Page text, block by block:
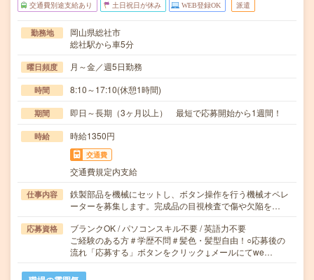
交通費別途支給あり 土日祝日が休み WEB登録OK 派遣
勤務地
岡山県総社市
総社駅から車5分
曜日頻度 月～金／週5日勤務
時間 8:10～17:10(休憩1時間)
期間 即日～長期（3ヶ月以上） 最短で応募開始から1週間！
時給 時給1350円
交通費
交通費規定内支給
仕事内容
鉄製部品を機械にセットし、ボタン操作を行う機械オペレ
ーターを募集します。完成品の目視検査で傷や欠陥を…
応募資格
ブランクOK / パソコンスキル不要 / 英語力不要
ご経験のある方＃学歴不問＃髪色・髪型自由！○応募後の
流れ「応募する」ボタンをクリック↓メールにてwe…